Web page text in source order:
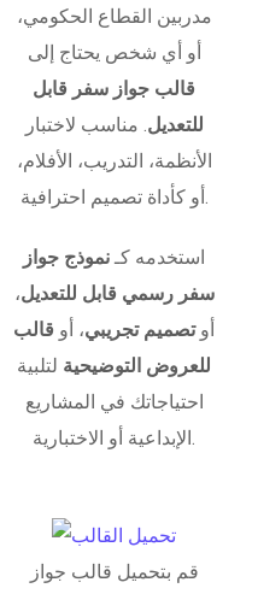
مدربين القطاع الحكومي،
أو أي شخص يحتاج إلى
قالب جواز سفر قابل
للتعديل. مناسب لاختبار
الأنظمة، التدريب، الأفلام،
أو كأداة تصميم احترافية.
استخدمه كـنموذج جواز
سفر رسمي قابل للتعديل،
أوتصميم تجريبي، أو قالب
للعروض التوضيحية لتلبية
احتياجاتك في المشاريع
الإبداعية أو الاختبارية.
قم بتحميل قالب جواز